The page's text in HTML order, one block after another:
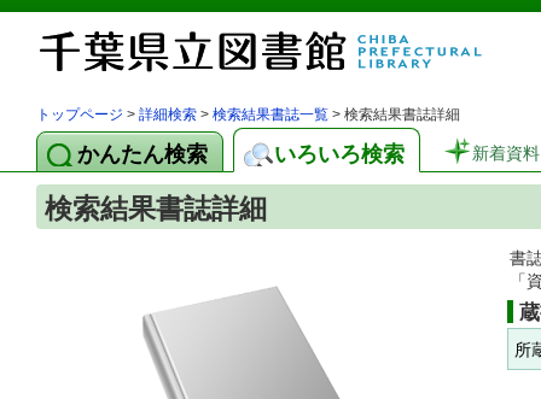
トップページ > 詳細検索 > 検索結果書誌一覧 > 検索結果書誌詳細
かんたん検索 いろいろ検索 新着資料
検索結果書誌詳細
書
「
所